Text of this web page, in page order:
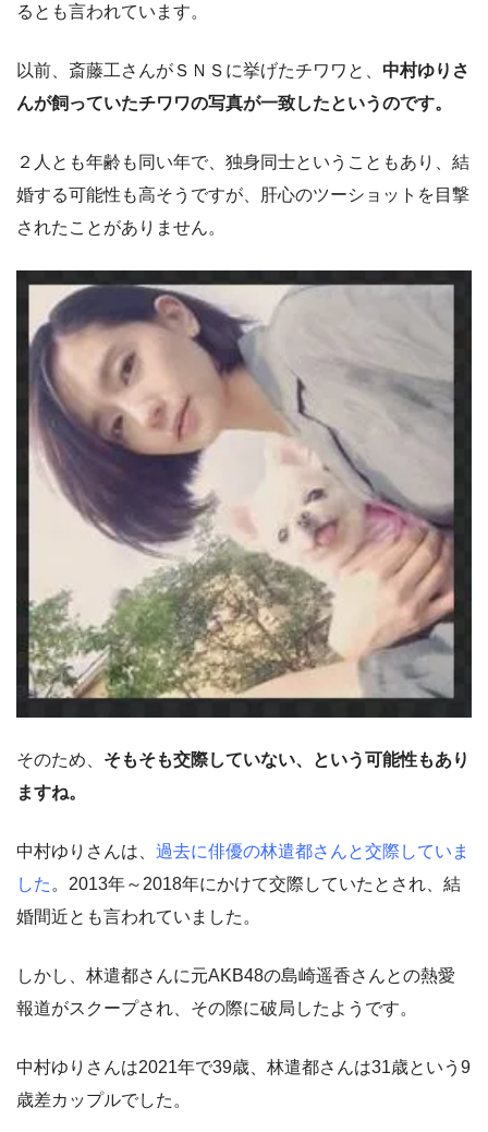
るとも言われています。
以前、斎藤工さんがＳＮＳに挙げたチワワと、 中村ゆりさ
んが飼っていたチワワの写真が一致したというのです。
２人とも年齢も同い年で、独身同士ということもあり、結
婚する可能性も高そうですが、肝心のツーショットを目撃
されたことがありません。
そのため、 そもそも交際していない、という可能性もあり
ますね。
中村ゆりさんは、 過去に俳優の林遣都さんと交際していま
した 。2013年～2018年にかけて交際していたとされ、結
婚間近とも言われていました。
しかし、林遣都さんに元AKB48の島崎遥香さんとの熱愛
報道がスクープされ、その際に破局したようです。
中村ゆりさんは2021年で39歳、林遣都さんは31歳という9
歳差カップルでした。